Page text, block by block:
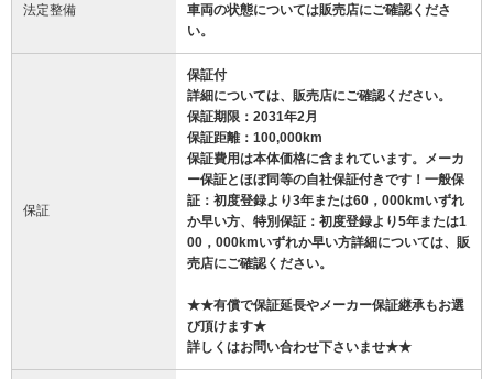
法定整備
車両の状態については販売店にご確認くださ
い。
保証
保証付
詳細については、販売店にご確認ください。
保証期限：2031年2月
保証距離：100,000km
保証費用は本体価格に含まれています。メーカ
ー保証とほぼ同等の自社保証付きです！一般保
証：初度登録より3年または60，000kmいずれ
か早い方、特別保証：初度登録より5年または1
00，000kmいずれか早い方詳細については、販
売店にご確認ください。
★★有償で保証延長やメーカー保証継承もお選
び頂けます★
詳しくはお問い合わせ下さいませ★★